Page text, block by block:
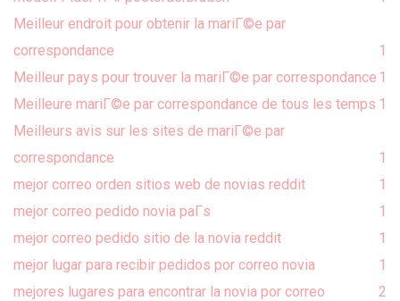
Meilleur endroit pour obtenir la mariГ©e par
correspondance
1
Meilleur pays pour trouver la mariГ©e par correspondance 1
Meilleure mariГ©e par correspondance de tous les temps 1
Meilleurs avis sur les sites de mariГ©e par
correspondance
1
mejor correo orden sitios web de novias reddit
1
mejor correo pedido novia paГ­s
1
mejor correo pedido sitio de la novia reddit
1
mejor lugar para recibir pedidos por correo novia
1
mejores lugares para encontrar la novia por correo
2